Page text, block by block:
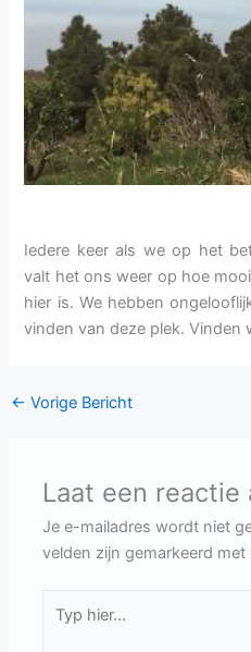
Iedere keer als we op het
valt het ons weer op hoe
hier is. We hebben
vinden van deze plek. Vinden
← Vorige Bericht
Laat een reactie
Je e-mailadres wordt niet
velden zijn gemarkeerd met
hier...